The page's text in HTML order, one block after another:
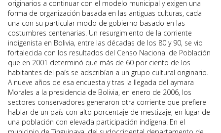
originarios a continuar con el modelo municipal y exigen una
forma de organización basada en las antiguas culturas, cada
una con su particular modo de gobierno basado en las
costumbres centenarias. Un resurgimiento de la corriente
indigenista en Bolivia, entre las décadas de los 80 y 90, se vio
fortalecida con los resultados del Censo Nacional de Población
que en 2001 determinó que más de 60 por ciento de los
habitantes del país se adscribían a un grupo cultural originario.
A nueve años de esa encuesta y tras la llegada del aymara
Morales a la presidencia de Bolivia, en enero de 2006, los
sectores conservadores generaron otra corriente que prefiere
hablar de un país con alto porcentaje de mestizaje, en lugar de
una población con elevada participación indígena. En el